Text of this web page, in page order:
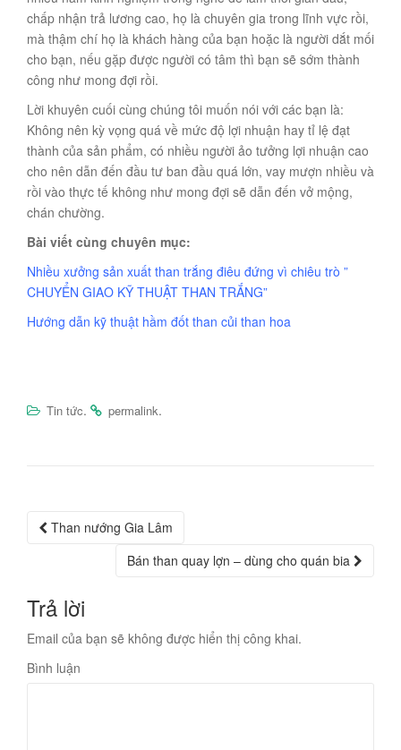
chấp nhận trả lương cao, họ là chuyên gia trong lĩnh vực rồi,
mà thậm chí họ là khách hàng của bạn hoặc là người dắt mối
cho bạn, nếu gặp được người có tâm thì bạn sẽ sớm thành
công như mong đợi rồi.
Lời khuyên cuối cùng chúng tôi muốn nói với các bạn là:
Không nên kỳ vọng quá về mức độ lợi nhuận hay tỉ lệ đạt
thành của sản phẩm, có nhiều người ảo tưởng lợi nhuận cao
cho nên dẫn đến đầu tư ban đầu quá lớn, vay mượn nhiều và
rồi vào thực tế không như mong đợi sẽ dẫn đến vở mộng,
chán chường.
Bài viết cùng chuyên mục:
Nhiều xưởng sản xuất than trắng điêu đứng vì chiêu trò ”
CHUYỂN GIAO KỸ THUẬT THAN TRẮNG”
Hướng dẫn kỹ thuật hầm đốt than củi than hoa
Tin tức. permalink.
Post
navigation
Than nướng Gia Lâm
Bán than quay lợn – dùng cho quán bia
Trả lời
Email của bạn sẽ không được hiển thị công khai.
Bình luận